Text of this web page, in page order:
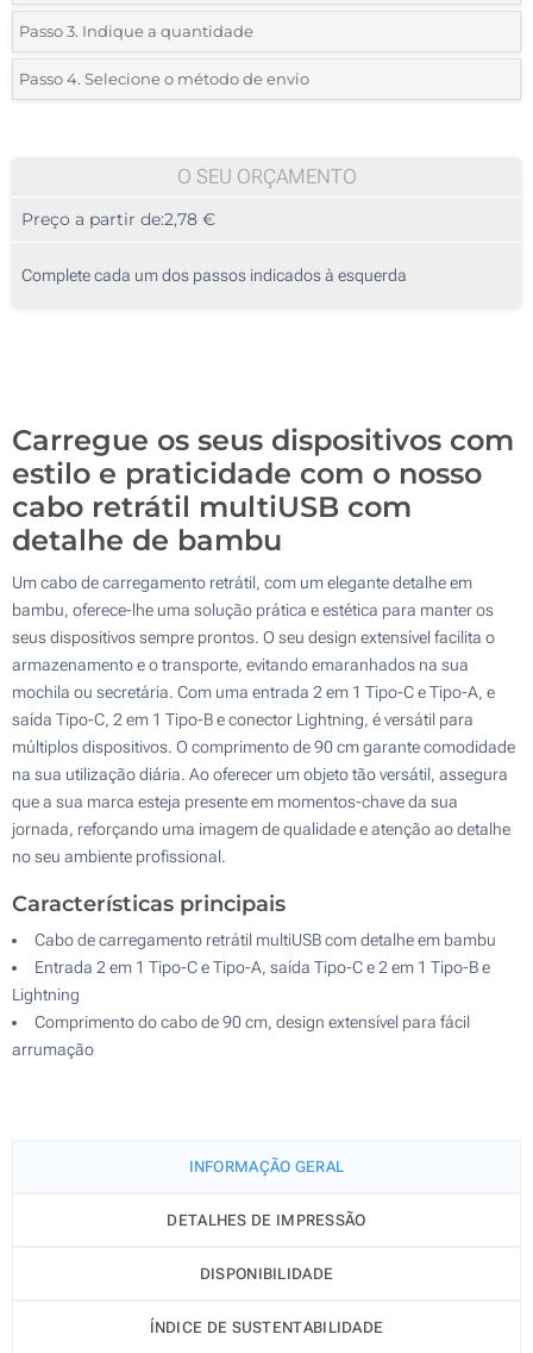
*Selecione o tipo de marcação e as cores do logotipo:
1 Cor (Num lado)
Passo 3. Indique a quantidade
*Quantidade mínima:10
20
50
Passo 4. Selecione o método de envio
O SEU ORÇAMENTO
Preço a partir de:2,78 €
Complete cada um dos passos indicados à esquerda
Carregue os seus dispositivos com
estilo e praticidade com o nosso
cabo retrátil multiUSB com
detalhe de bambu
Um cabo de carregamento retrátil, com um elegante detalhe em
bambu, oferece-lhe uma solução prática e estética para manter os
seus dispositivos sempre prontos. O seu design extensível facilita o
armazenamento e o transporte, evitando emaranhados na sua
mochila ou secretária. Com uma entrada 2 em 1 Tipo-C e Tipo-A, e
saída Tipo-C, 2 em 1 Tipo-B e conector Lightning, é versátil para
múltiplos dispositivos. O comprimento de 90 cm garante comodidade
na sua utilização diária. Ao oferecer um objeto tão versátil, assegura
que a sua marca esteja presente em momentos-chave da sua
jornada, reforçando uma imagem de qualidade e atenção ao detalhe
no seu ambiente profissional.
Características principais
Cabo de carregamento retrátil multiUSB com detalhe em bambu
Entrada 2 em 1 Tipo-C e Tipo-A, saída Tipo-C e 2 em 1 Tipo-B e
Lightning
Comprimento do cabo de 90 cm, design extensível para fácil
arrumação
INFORMAÇÃO GERAL
DETALHES DE IMPRESSÃO
DISPONIBILIDADE
ÍNDICE DE SUSTENTABILIDADE